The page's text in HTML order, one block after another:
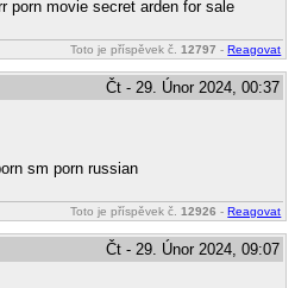
porn movie secret arden for sale
Toto je příspěvek č.12797 - Reagovat
Čt - 29. Únor 2024, 00:37
sm porn russian
Toto je příspěvek č.12926 - Reagovat
Čt - 29. Únor 2024, 09:07